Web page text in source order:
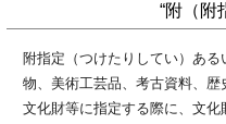
“附（附
附指定（つけたりしてい）あ
物、美術工芸品、考古資料、
文化財等に指定する際に、文